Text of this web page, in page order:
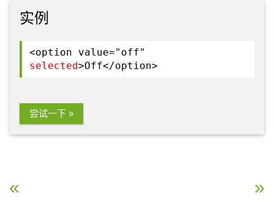
实例
<option value="off"
selected>Off</option>
尝试一下 »
« jQuery Mobile 表单选择 jQuery Mobile 滚屏事件